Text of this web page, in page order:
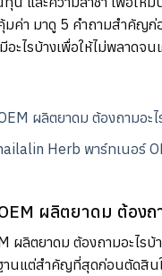
ค่า มาดู 5 คำถามสำคัญ
อะไรบ้างเพื่อให้ไม่พลาดจ
ผลิตยาดม ต้องถามอะไ
Herb พาร์ทเนอร์
ผลิตยาดม ต้องถ
ผลิตยาดม ต้องถามอะไรบ้
นแต่สำคัญที่สุดก่อนตัดสิน